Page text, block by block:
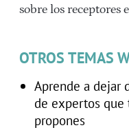
sobre los receptores
OTROS TEMAS
Aprende a dejar
de expertos
propones